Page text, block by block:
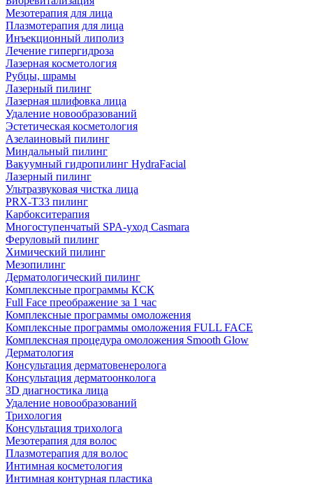
Мезотерапия для лица
Плазмотерапия для лица
Инъекционный липолиз
Лечение гипергидроза
Лазерная косметология
Рубцы, шрамы
Лазерный пилинг
Лазерная шлифовка лица
Удаление новообразований
Эстетическая косметология
Азелаиновый пилинг
Миндальный пилинг
Вакуумный гидропилинг HydraFacial
Лазерный пилинг
Ультразвуковая чистка лица
PRX-T33 пилинг
Карбокситерапия
Многоступенчатый SPA-уход Сasmara
Феруловый пилинг
Химический пилинг
Мезопилинг
Дерматологический пилинг
Комплексные программы КСК
Full Face преображение за 1 час
Комплексные программы омоложения
Комплексные программы омоложения FULL FACE
Комплексная процедура омоложения Smooth Glow
Дерматология
Консультация дерматовенеролога
Консультация дерматоонколога
3D диагностика лица
Удаление новообразований
Трихология
Консультация трихолога
Мезотерапия для волос
Плазмотерапия для волос
Интимная косметология
Интимная контурная пластика